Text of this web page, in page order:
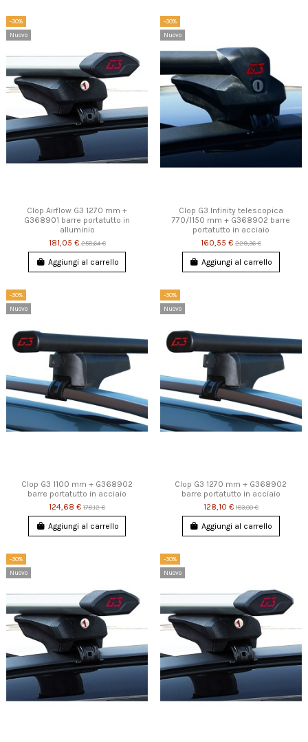
-30%
Nuovo
Clop Airflow G3 1270 mm +
G368901 barre portatutto in
alluminio
181,05 €258,64 €
Aggiungi al carrello
-30%
Nuovo
Clop G3 Infinity telescopica
770/1150 mm + G368902 barre
portatutto in acciaio
160,55 €229,36 €
Aggiungi al carrello
-30%
Nuovo
Clop G3 1100 mm + G368902
barre portatutto in acciaio
124,68 €178,12 €
Aggiungi al carrello
-30%
Nuovo
Clop G3 1270 mm + G368902
barre portatutto in acciaio
128,10 €183,00 €
Aggiungi al carrello
-30%
Nuovo
-30%
Nuovo